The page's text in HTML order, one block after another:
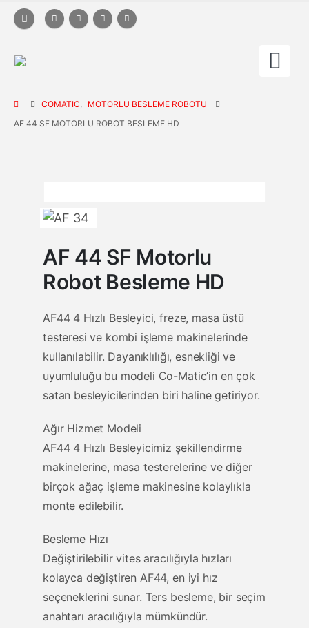
COMATIC, MOTORLU BESLEME ROBOTU
AF 44 SF MOTORLU ROBOT BESLEME HD
AF 44 SF Motorlu
Robot Besleme HD
AF44 4 Hızlı Besleyici, freze, masa üstü
testeresi ve kombi işleme makinelerinde
kullanılabilir. Dayanıklılığı, esnekliği ve
uyumluluğu bu modeli Co-Matic’in en çok
satan besleyicilerinden biri haline getiriyor.
Ağır Hizmet Modeli
AF44 4 Hızlı Besleyicimiz şekillendirme
makinelerine, masa testerelerine ve diğer
birçok ağaç işleme makinesine kolaylıkla
monte edilebilir.
Besleme Hızı
Değiştirilebilir vites aracılığıyla hızları
kolayca değiştiren AF44, en iyi hız
seçeneklerini sunar. Ters besleme, bir seçim
anahtarı aracılığıyla mümkündür.